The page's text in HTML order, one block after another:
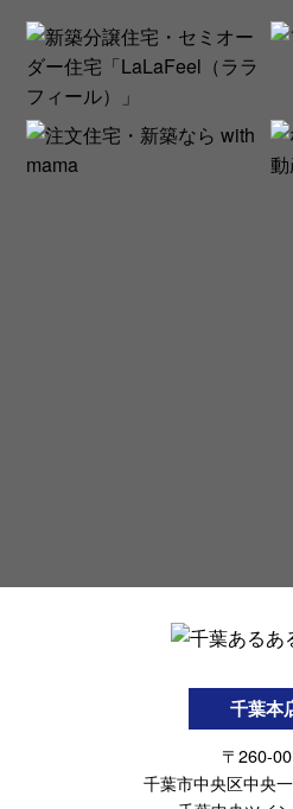
千葉本
〒260-
千葉市中央区中央